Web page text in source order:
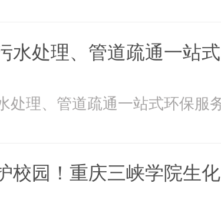
水处理、管道疏通一站式
校园！重庆三峡学院生化